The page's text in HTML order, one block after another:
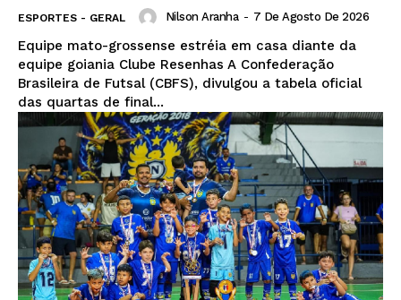
ESPORTES - GERAL Nilson Aranha - 7 De Agosto De 2026
Equipe mato-grossense estréia em casa diante da
equipe goiania Clube Resenhas A Confederação
Brasileira de Futsal (CBFS), divulgou a tabela oficial
das quartas de final...